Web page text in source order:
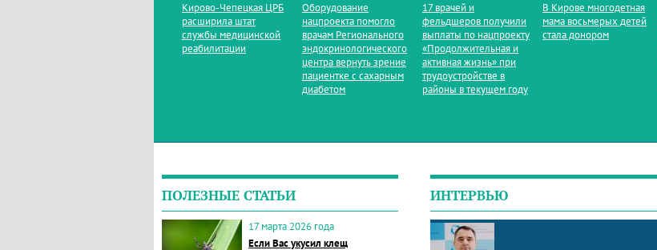
Кирово‑Чепецкая ЦРБ
расширила штат
службы медицинской
реабилитации
Оборудование
нацпроекта помогло
врачам Регионального
эндокринологического
центра вернуть зрение
пациентке с сахарным
диабетом
17 врачей и
фельдшеров получили
выплаты по нацпроекту
«Продолжительная и
активная жизнь» при
трудоустройстве в
районы в текущем году
В Кирове многодетная
мама восьмерых детей
стала донором
ПОЛЕЗНЫЕ СТАТЬИ
17 марта 2026 года
Если Вас укусил клещ
ИНТЕРВЬЮ